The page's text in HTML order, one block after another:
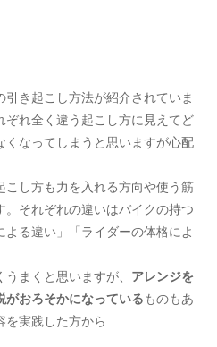
き起こし方法が紹介されていま
れ全く違う起こし方に見えてど
くなってしまうと思いますが心配
し方も力を入れる方向や使う筋
。それぞれの違いはバイクの持つ
る違い」「ライダーの体格によ
まくと思いますが、 アレンジを
がおろそかになっているものもあ
を実践した方から